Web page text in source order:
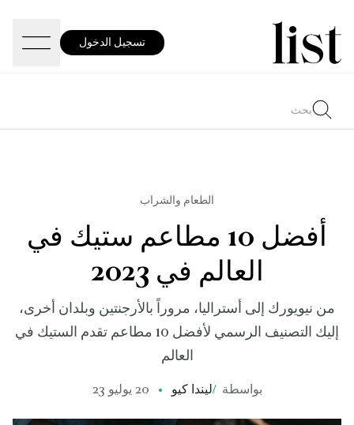
تسجيل الدخول
الطعام والشراب
أفضل 10 مطاعم ستيك في
العالم في 2023
من نيويورك إلى أستراليا، مروراً بالأرجنتين وبلدان أخرى،
إليك التصنيف الرسمي لأفضل 10 مطاعم تقدم الستيك في
العالم
بواسطة /ليندا كيو 20 يوليو 23